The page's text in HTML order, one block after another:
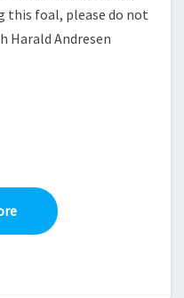
foal, please do not
Harald Andresen
Read More